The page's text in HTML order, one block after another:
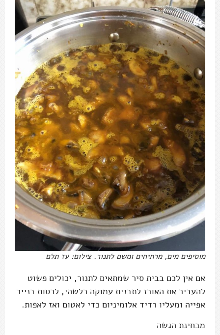
מוסיפים מים, מרתיחים ומשם לתנור. צילום: עז תלם
אם אין לכם בבית סיר שמתאים לתנור, יכולים פשוט
להעביר את האורז לתבנית עמוקה כלשהי, לכסות בנייר
אפייה ומעליו רדיד אלומיניום כדי לאטום ואז לאפות.
מבחינת הגשה